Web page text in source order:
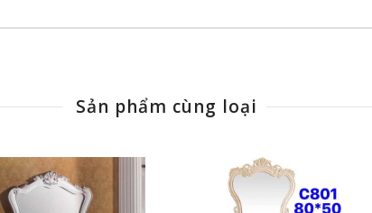
Sản phẩm cùng loại